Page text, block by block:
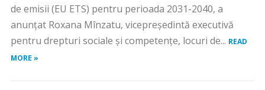
de emisii (EU ETS) pentru perioada 2031-2040, a
anunţat Roxana Mînzatu, vicepreşedintă executivă
pentru drepturi sociale şi competenţe, locuri de... READ
MORE »